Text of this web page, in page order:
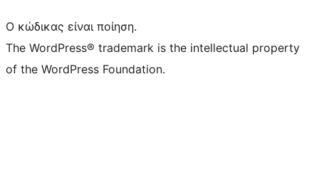
Ο κώδικας είναι ποίηση.
The WordPress® trademark is the intellectual property
of the WordPress Foundation.